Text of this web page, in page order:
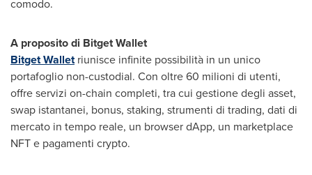
comodo.
A proposito di Bitget Wallet
Bitget Walletriunisce infinite possibilità in un unico
portafoglio non-custodial. Con oltre 60 milioni di utenti,
offre servizi on-chain completi, tra cui gestione degli asset,
swap istantanei, bonus, staking, strumenti di trading, dati di
mercato in tempo reale, un browser dApp, un marketplace
NFT e pagamenti crypto.